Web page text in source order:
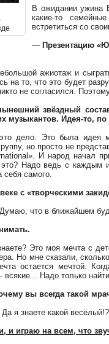
В ожидании ужина
какие-то
встретиться со
— Презентацию
ажиотаж и
на то, что это будет
не согласился.
звёздный
музыкантов. Идея-то, по
дело. Это была идея
но просто не
И народ начал
Надо ведь с каждым
себя самого.
с «творческими
что в ближайшем
Это моя мечта с
Но мне сказали,
остается мечтой.
Надо только
вы всегда такой
я знаете какой
и играю на всем, что